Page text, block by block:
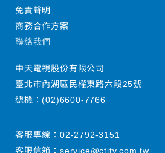
免責聲明
商務合作方案
聯絡我們
中天電視股份有限公司
臺北市內湖區民權東路六段25號
總機：(02)6600-7766
客服專線： 02-2792-3151
客服信箱： service@ctitv.com.tw